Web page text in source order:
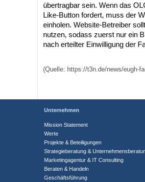
übertragbar sein. Wenn das
Like-Button fordert, muss der
einholen. Website-Betreiber
nutzen, sodass zuerst nur ein
nach erteilter Einwilligung der
(Quelle: https://t3n.de/news/eugh-
Unternehmen
Mission Statement
Werte
Projekte & Beteiligungen
Strategieberatung &
Marketingagentur & IT Consulting
Beraten & Handeln
Geschäftsführung